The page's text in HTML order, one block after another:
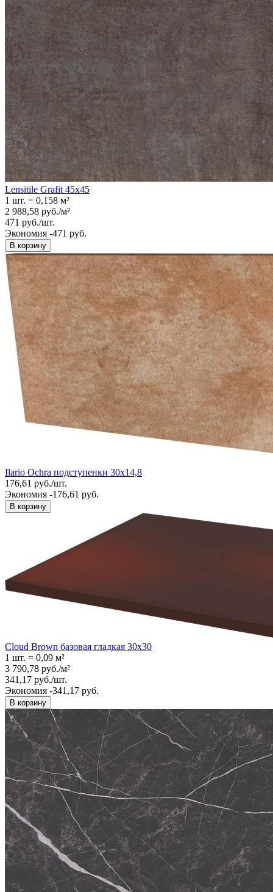
Lensitile Grafit 45x45
1 шт. = 0,158 м²
2 988,58 руб./м²
471 руб./шт.
Экономия -471 руб.
В корзину
Ilario Ochra подступенки 30х14,8
176,61 руб./шт.
Экономия -176,61 руб.
В корзину
Cloud Brown базовая гладкая 30x30
1 шт. = 0,09 м²
3 790,78 руб./м²
341,17 руб./шт.
Экономия -341,17 руб.
В корзину